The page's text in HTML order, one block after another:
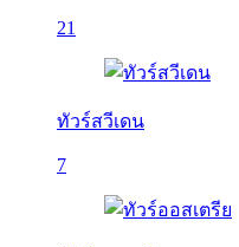
21
ทัวร์สวีเดน
7